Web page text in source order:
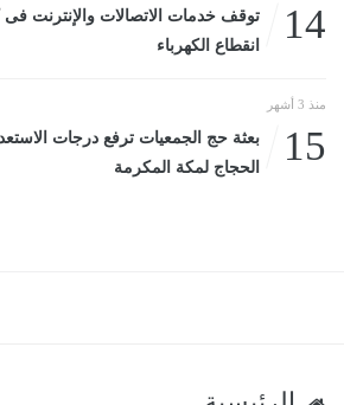
14
توقف خدمات الاتصالات والإنترنت
انقطاع الكهرباء
منذ 3 أشهر
15
بعثة حج الجمعيات ترفع درجات
الحجاج لمكة المكرمة